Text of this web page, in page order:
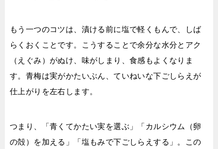
もう一つのコツは、漬ける前に塩で軽くもんで、しば
らくおくことです。こうすることで余分な水分とアク
（えぐみ）がぬけ、味がしまり、食感もよくなりま
す。青梅は実がかたいぶん、ていねいな下ごしらえが
仕上がりを左右します。
つまり、「青くてかたい実を選ぶ」「カルシウム（卵
の殻）を加える」「塩もみで下ごしらえする」。この